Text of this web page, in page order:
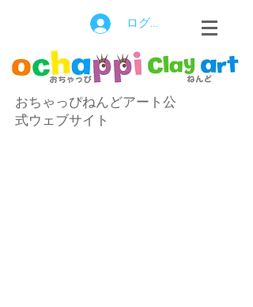
ログイン
おちゃっぴねんどアート公
式ウェブサイト